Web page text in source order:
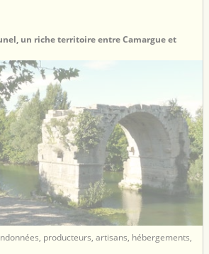
un riche territoire entre Camargue et
producteurs, artisans, hébergements,